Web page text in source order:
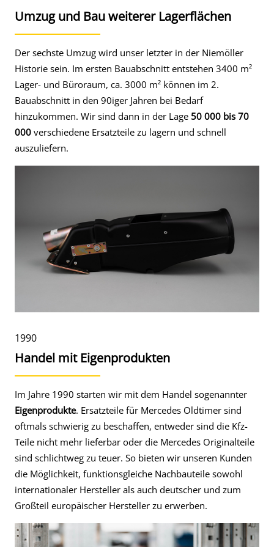
Umzug und Bau weiterer Lagerflächen
Der sechste Umzug wird unser letzter in der Niemöller
Historie sein. Im ersten Bauabschnitt entstehen 3400 m²
Lager- und Büroraum, ca. 3000 m² können im 2.
Bauabschnitt in den 90iger Jahren bei Bedarf
hinzukommen. Wir sind dann in der Lage 50 000 bis 70
000 verschiedene Ersatzteile zu lagern und schnell
auszuliefern.
1990
Handel mit Eigenprodukten
Im Jahre 1990 starten wir mit dem Handel sogenannter
Eigenprodukte. Ersatzteile für Mercedes Oldtimer sind
oftmals schwierig zu beschaffen, entweder sind die Kfz-
Teile nicht mehr lieferbar oder die Mercedes Originalteile
sind schlichtweg zu teuer. So bieten wir unseren Kunden
die Möglichkeit, funktionsgleiche Nachbauteile sowohl
internationaler Hersteller als auch deutscher und zum
Großteil europäischer Hersteller zu erwerben.